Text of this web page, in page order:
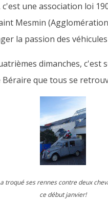
une association loi
Mesmin
la passion des
dimanches, c'est
Béraire que tous se
troqué ses rennes contre deux
ce début janvier!